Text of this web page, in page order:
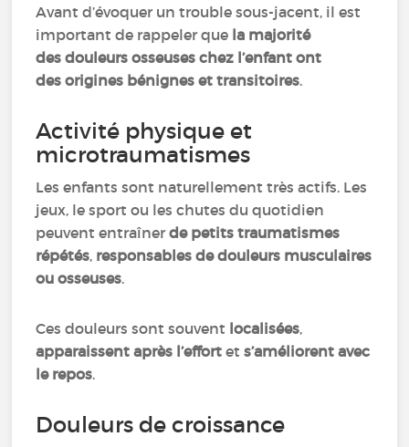
Avant d’évoquer un trouble sous-jacent, il est
important de rappeler que la majorité
des douleurs osseuses chez l’enfant ont
des origines bénignes et transitoires.
Activité physique et
microtraumatismes
Les enfants sont naturellement très actifs. Les
jeux, le sport ou les chutes du quotidien
peuvent entraînerde petits traumatismes
répétés, responsables de douleurs musculaires
ou osseuses.
Ces douleurs sont souvent localisées,
apparaissent après l’effort ets’améliorent avec
le repos.
Douleurs de croissance